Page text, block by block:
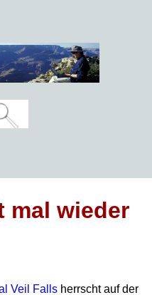
mal wieder
Veil Falls herrscht auf der